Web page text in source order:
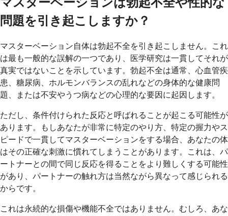
マスターベーションは勃起不全や性的な
問題を引き起こしますか？
マスターベーション自体は勃起不全を引き起こしません。これ
は最も一般的な誤解の一つであり、医学研究は一貫してそれが
真実ではないことを示しています。勃起不全は通常、心血管疾
患、糖尿病、ホルモンバランスの乱れなどの身体的な健康問
題、または不安やうつ病などの心理的な要因に起因します。
ただし、条件付けられた反応と呼ばれることが起こる可能性が
あります。もしあなたが非常に特定のやり方、特定の握力やス
ピードで一貫してマスターベーションをする場合、あなたの体
はその正確な刺激に慣れてしまうことがあります。これは、パ
ートナーとの間で同じ反応を得ることをより難しくする可能性
があり、パートナーの触れ方は当然ながら異なって感じられる
からです。
これは永続的な損傷や機能不全ではありません。むしろ、あな